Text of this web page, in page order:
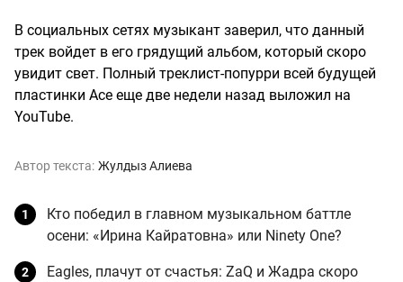
В социальных сетях музыкант заверил, что данный
трек войдет в его грядущий альбом, который скоро
увидит свет. Полный треклист-попурри всей будущей
пластинки Ace еще две недели назад выложил на
YouTube.
Автор текста: Жулдыз Алиева
Кто победил в главном музыкальном баттле
осени: «Ирина Кайратовна» или Ninety One?
Eagles, плачут от счастья: ZaQ и Жадра скоро